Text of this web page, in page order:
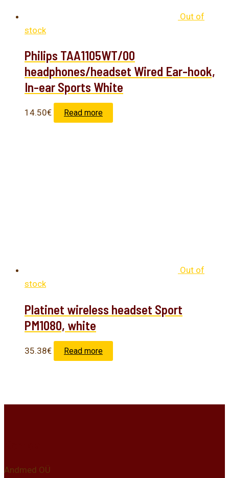
Out of
stock
Philips TAA1105WT/00
headphones/headset Wired Ear-hook,
In-ear Sports White
14.50€ Read more
Out of
stock
Platinet wireless headset Sport
PM1080, white
35.38€ Read more
Andmed OÜ